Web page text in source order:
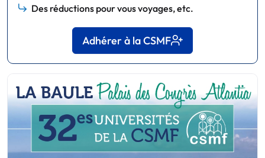
Des réductions pour vous voyages, etc.
Adhérer à la CSMF